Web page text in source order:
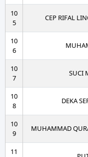
10
5
CEP RIFAL
10
6
10
7
SUCI
10
8
DEKA
10
9
MUHAMMAD
11